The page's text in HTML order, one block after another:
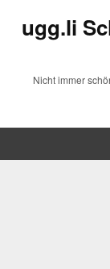
ugg.li
Nicht immer